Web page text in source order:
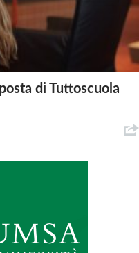
di Tuttoscuola